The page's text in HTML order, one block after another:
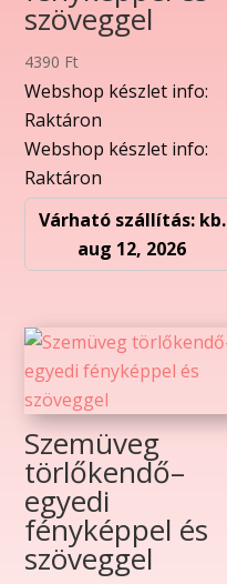
szöveggel
4390 Ft
Webshop készlet info:
Raktáron
Webshop készlet info:
Raktáron
Várható szállítás: kb.
aug 12, 2026
Szemüveg
törlőkendő–
egyedi
fényképpel és
szöveggel